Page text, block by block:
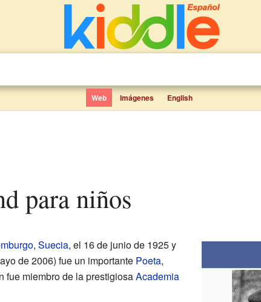
Web Imágenes English
para niños
, Suecia, el 16 de junio de 1925 y
de 2006) fue un importante Poeta,
fue miembro de la prestigiosaAcademia